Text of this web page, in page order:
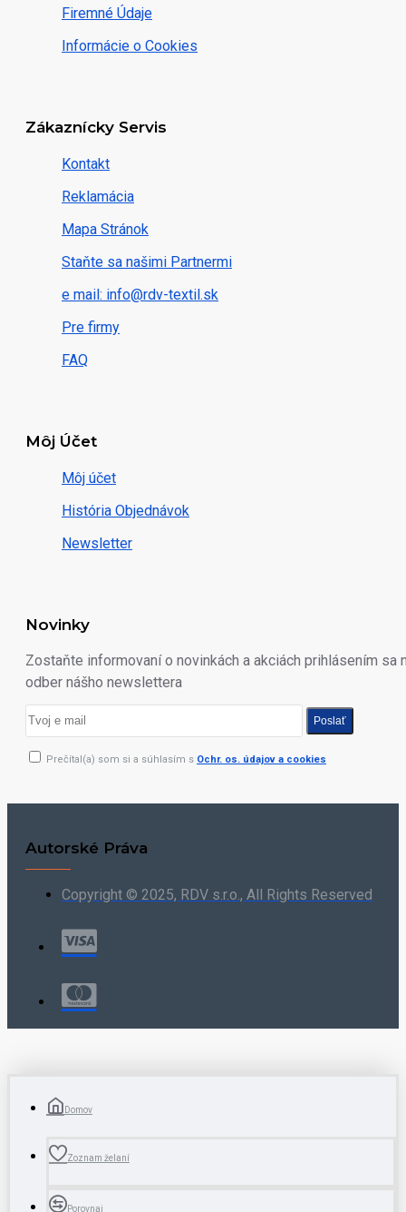
Firemné Údaje
Informácie o Cookies
Zákaznícky Servis
Kontakt
Reklamácia
Mapa Stránok
Staňte sa našimi Partnermi
e mail: info@rdv-textil.sk
Pre firmy
FAQ
Môj Účet
Môj účet
História Objednávok
Newsletter
Novinky
Zostaňte informovaní o novinkách a akciách prihlásením sa
odber nášho newslettera
Poslať
Prečítal(a) som si a súhlasím s Ochr. os. údajov a cookies
Autorské Práva
Copyright © 2025, RDV s.r.o., All Rights Reserved
Domov
Zoznam želaní
Porovnaj